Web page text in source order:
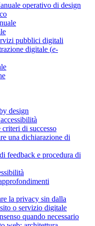
operativo di design
pubblici digitali
digitale (e-
design
di successo
una dichiarazione di
feedback e procedura di
la privacy sin dalla
o servizio digitale
quando necessario